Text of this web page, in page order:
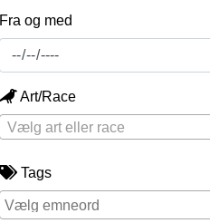
Fra og med
Art/Race
Vælg art eller race
Tags